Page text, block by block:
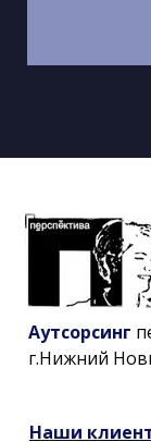
Наши
Аутсорсинг
г.Нижний